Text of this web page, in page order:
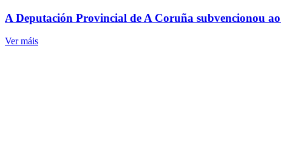
A Deputación Provincial de A Coruña subvencionou
Ver máis